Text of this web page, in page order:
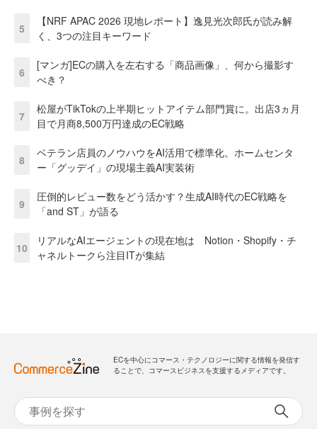
5
【NRF APAC 2026 現地レポート】逸見光次郎氏が読み解
く、3つの注目キーワード
6
[マンガ]ECの購入を左右する「商品画像」、何から撮影す
べき？
7
松屋がTikTokの上半期ヒットアイテム部門賞に。出店3ヵ月
目で月商8,500万円達成のEC戦略
8
ベテラン店員のノウハウをAI活用で標準化。ホームセンタ
ー「グッデイ」の現場主義AI実装術
9
圧倒的レビュー数をどう活かす？生成AI時代のEC戦略を
「and ST」が語る
10
リアルなAIエージェントの現在地は Notion・Shopify・チ
ャネルトークら注目ITが集結
ECを中心にコマース・テクノロジーに関する情報を発信す
ることで、コマースビジネスを支援するメディアです。